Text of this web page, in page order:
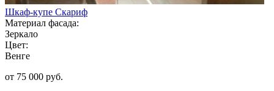
Шкаф-купе Скариф
Материал фасада:
Зеркало
Цвет:
Венге
от 75 000 руб.